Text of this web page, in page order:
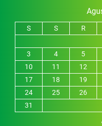
S S R
3
4 5
10
11 12
17
18 19
24
25 26
31